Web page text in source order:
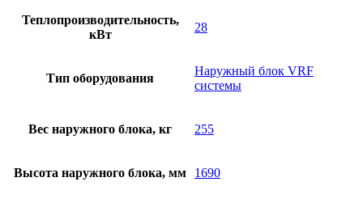
Теплопроизводительность,
кВт
28
Тип оборудования
Наружный блок VRF
системы
Вес наружного блока, кг 255
Высота наружного блока, мм 1690